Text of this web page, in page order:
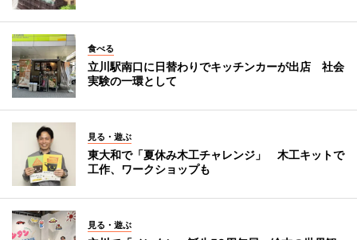
食べる
立川駅南口に日替わりでキッチンカーが出店 社会
実験の一環として
見る・遊ぶ
東大和で「夏休み木工チャレンジ」 木工キットで
工作、ワークショップも
見る・遊ぶ